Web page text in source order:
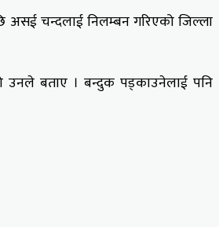
असई चन्दलाई निलम्बन गरिएको जिल्ला
उनले बताए । बन्दुक पड्काउनेलाई पनि